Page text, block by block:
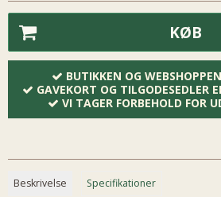
KØB
BUTIKKEN OG
GAVEKORT OG TILGODESEDLER
VI TAGER FORBEHOLD FOR
Beskrivelse Specifikationer